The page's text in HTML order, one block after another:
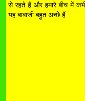
से रहते हैं और हमारे बीच में कभी
यह बाबाजी बहुत अच्छे हैं